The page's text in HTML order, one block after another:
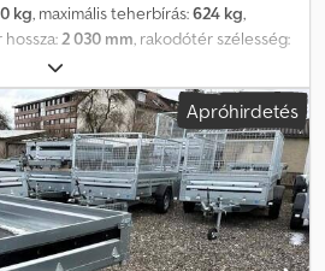
kg, maximális teherbírás:624 kg,
hossza: 2 030 mm , rakodótér szélesség:
350 mm
860 mm, munkaszélesség:1 570
Brenderup Kippi 200
kg Hasznos teher: 610 kg Saját
2030 x 1160 x 350 mm
75N Rakodási magasság: 510 mm,
a forgalmi engedélyt
és COC dokumentumok). Nagy
gyártók által készített pótkocsikat:
Apróhirdetés